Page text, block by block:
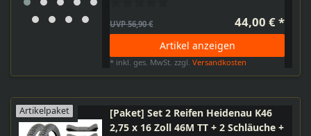
UVP 56,90 € 44,00 € *
Artikel anzeigen
* inkl. ges. MwSt. zzgl.Versandkosten
Artikelpaket
[Paket] Set 2 Reifen Heidenau K46
2,75 x 16 Zoll 46M TT + 2 Schläuche +